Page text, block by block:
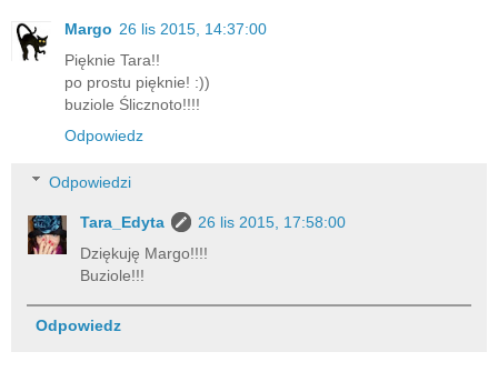
Margo 26 lis 2015, 14:37:00
Pięknie Tara!!
po prostu pięknie! :))
buziole Ślicznoto!!!!
Odpowiedz
Odpowiedzi
Tara_Edyta
26 lis 2015, 17:58:00
Dziękuję Margo!!!!
Buziole!!!
Odpowiedz